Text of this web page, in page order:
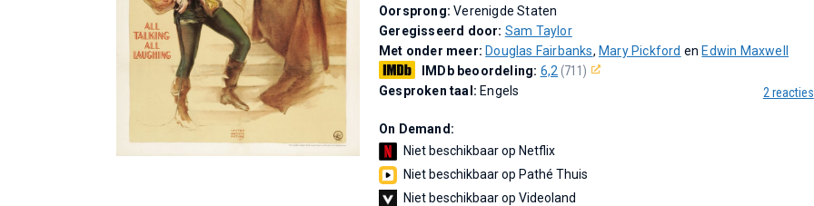
2 reacties
Oorsprong:Verenigde Staten
Geregisseerd door: Sam Taylor
Met onder meer: Douglas Fairbanks, Mary Pickford en Edwin Maxwell
IMDb beoordeling: 6,2 (711)
Gesproken taal: Engels
On Demand:
Niet beschikbaar op Netflix
Niet beschikbaar op Pathé Thuis
Niet beschikbaar op Videoland